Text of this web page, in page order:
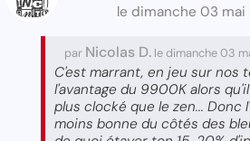
le dimanche 03
par Nicolas D. le dimanche 03
C'est marrant, en jeu sur nos
l'avantage du 9900K alors
plus clocké que le zen... Donc
moins bonne du côtés des